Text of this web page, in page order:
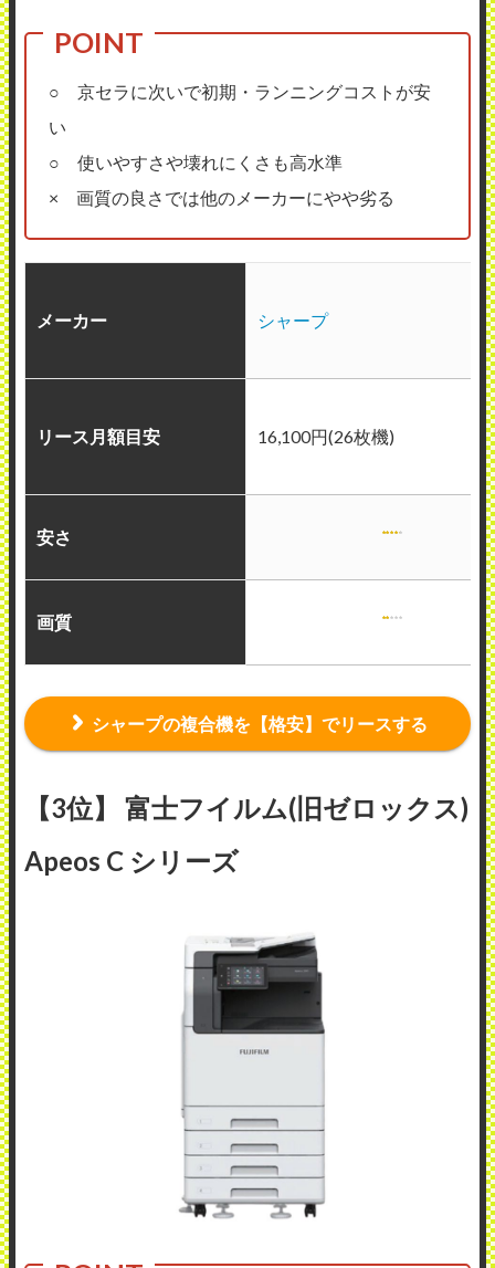
○ 京セラに次いで初期・ランニングコストが安
い
○ 使いやすさや壊れにくさも高水準
× 画質の良さでは他のメーカーにやや劣る
メーカー シャープ
リース月額目安 16,100円(26枚機)
安さ
画質
シャープの複合機を【格安】でリースする
【3位】 富士フイルム(旧ゼロックス)
Apeos C シリーズ